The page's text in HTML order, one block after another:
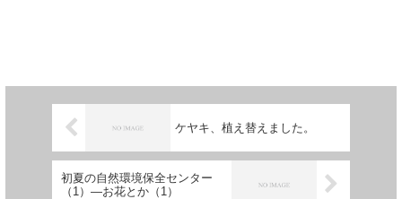
ケヤキ、植え替えました。
初夏の自然環境保全センター
（1）―お花とか（1）